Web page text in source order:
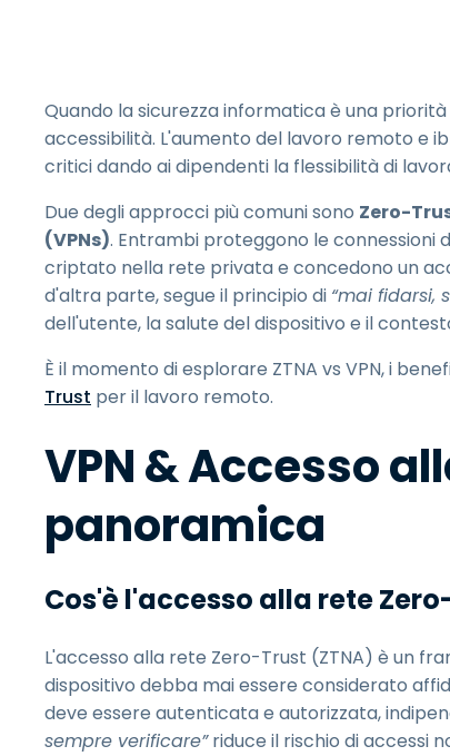
Quando la sicurezza informatica è una
accessibilità. L'aumento del lavoro remoto e
critici dando ai dipendenti la flessibilità di
Due degli approcci più comuni sono Zero-
(VPNs). Entrambi proteggono le connessioni
criptato nella rete privata e concedono un
d'altra parte, segue il principio di “mai fidarsi,
dell'utente, la salute del dispositivo e il
È il momento di esplorare ZTNA vs VPN, i
Trust per il lavoro remoto.
VPN & Accesso
panoramica
Cos'è l'accesso alla rete
L'accesso alla rete Zero-Trust (ZTNA) è un
dispositivo debba mai essere considerato
deve essere autenticata e autorizzata,
sempre verificare”riduce il rischio di accessi